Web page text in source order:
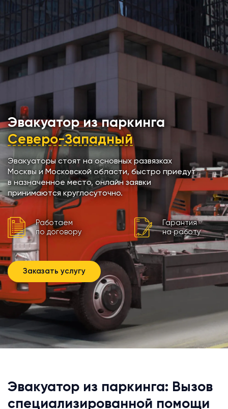
Эвакуатор из паркинга
Северо-Западный
Эвакуаторы стоят на основных развязках
Москвы и Московской области, быстро приедут
в назначенное место, онлайн заявки
принимаются круглосуточно.
Работаем
по договору
Гарантия
на работу
Заказать услугу
Эвакуатор из паркинга: Вызов
специализированной помощи